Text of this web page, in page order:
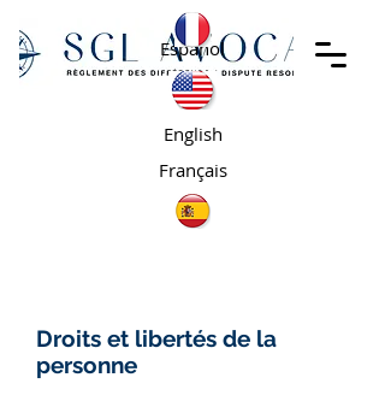
English
Español
Français
Droits et libertés de la
personne